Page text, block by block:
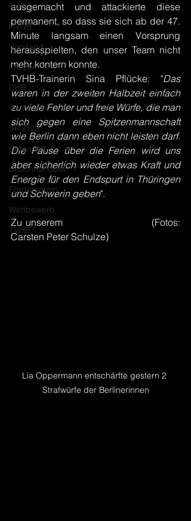
mJE
HVNB
Vorstand
Freizeit
DHB
Vorbericht
SR Zn/S
Ehrenamt
Beachhandball
Förderverein
Wettbewerb
TVHB
ausgemacht und attackierte diese
permanent, so dass sie sich ab der 47.
Minute langsam einen Vorsprung
herausspielten, den unser Team nicht
mehr kontern konnte.
TVHB-Trainerin Sina Pflücke: "Das
waren in der zweiten Halbzeit einfach
zu viele Fehler und freie Würfe, die man
sich gegen eine Spitzenmannschaft
wie Berlin dann eben nicht leisten darf.
Die Pause über die Ferien wird uns
aber sicherlich wieder etwas Kraft und
Energie für den Endspurt in Thüringen
und Schwerin geben".
Zu unserem
(Fotos:
Carsten Peter Schulze)
Lia Oppermann entschärfte gestern 2
Strafwürfe der Berlinerinnen